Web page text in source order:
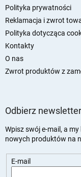
Polityka prywatności
Reklamacja i zwrot
Polityka dotycząca
Kontakty
O nas
Zwrot produktów z
Odbierz newsletter
Wpisz swój e-mail, a
nowych produktów na
E-mail